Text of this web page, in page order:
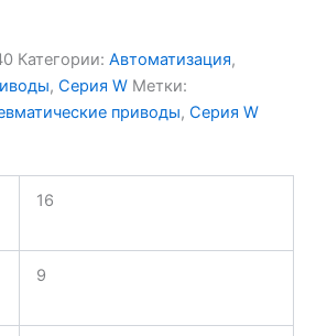
Категории: Автоматизация,
, Серия W Метки:
приводы, Серия W
16
9